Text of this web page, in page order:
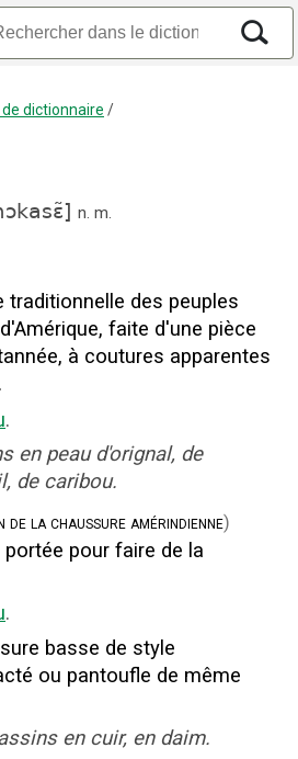
dictionnaire /
] n. m.
traditionnelle des peuples
faite d'une pièce
à coutures apparentes
.
en peau d'orignal, de
de caribou.
de la chaussure amérindienne)
pour faire de la
.
basse de style
ou pantoufle de même
en cuir, en daim.